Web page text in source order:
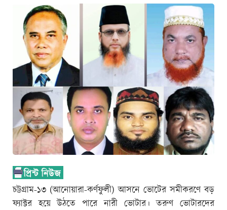
চট্টগ্রাম-১৩ (আনোয়ারা-কর্ণফুলী) আসনে ভোটের সমীকরণে বড়
ফ্যাক্টর হয়ে উঠতে পারে নারী ভোটার। তরুণ ভোটারদের